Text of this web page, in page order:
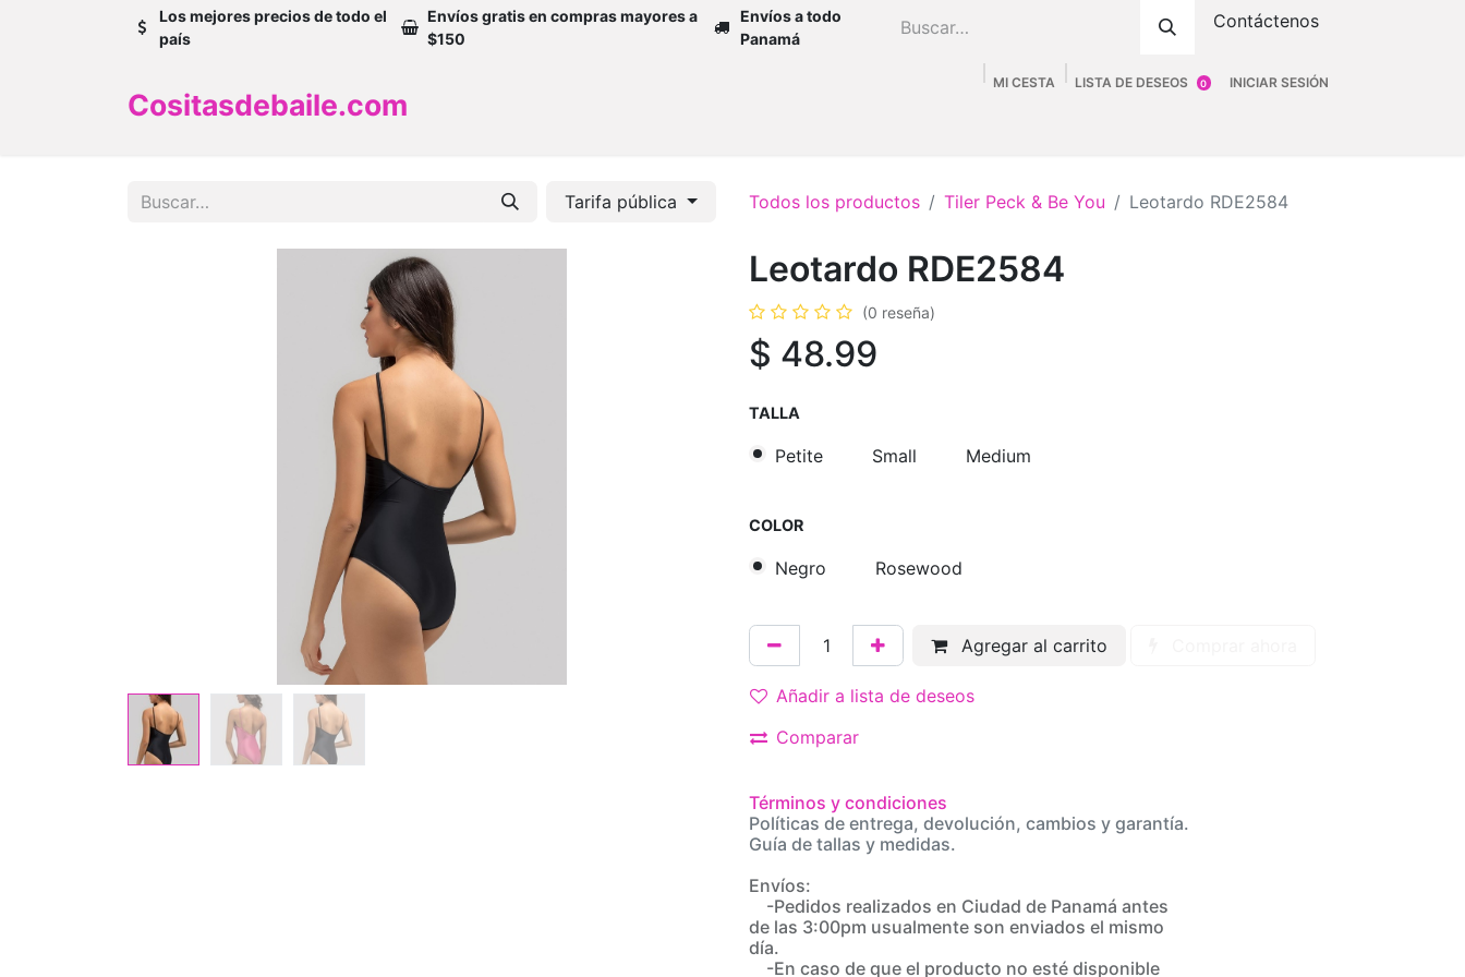
Los mejores precios de todo el
país
Envíos gratis en compras mayores a
$150
Envíos a todo
Panamá
Contáctenos
Cositasdebaile.com
MI CESTA 0
LISTA DE DESEOS INICIAR SESIÓN
Tarifa pública Todos los productos Tiler Peck & Be You Leotardo RDE2584
Leotardo RDE2584
(0 reseña)
$ 48.99
TALLA
Petite Small Medium
COLOR
Negro Rosewood
Agregar al carrito
Añadir a lista de deseos
Comparar
Términos y condiciones
Políticas de entrega, devolución, cambios y garantía.
Guía de tallas y medidas.
Envíos:
-Pedidos realizados en Ciudad de Panamá antes
de las 3:00pm usualmente son enviados el mismo
día.
-En caso de que el producto no esté disponible